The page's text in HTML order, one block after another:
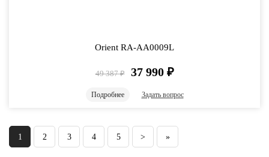
Orient RA-AA0009L
49 387 ₽ 37 990 ₽
Подробнее Задать вопрос
1 2 3 4 5 > »